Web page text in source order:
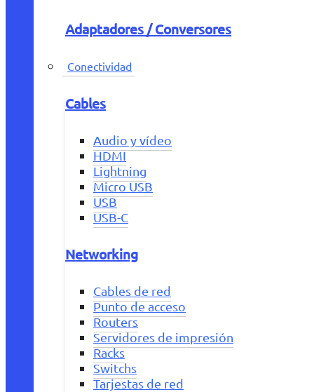
Adaptadores / Conversores
Conectividad
Cables
Audio y vídeo
HDMI
Lightning
Micro USB
USB
USB-C
Networking
Cables de red
Punto de acceso
Routers
Servidores de impresión
Racks
Switchs
Tarjestas de red